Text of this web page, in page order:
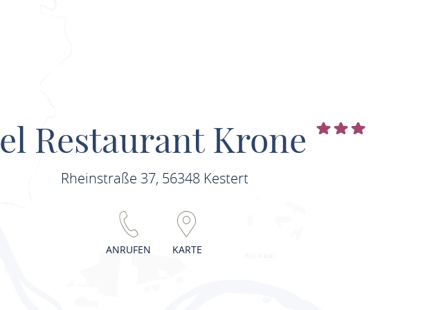
Restaurant Krone
Rheinstraße 37, 56348 Kestert
ANRUFEN KARTE